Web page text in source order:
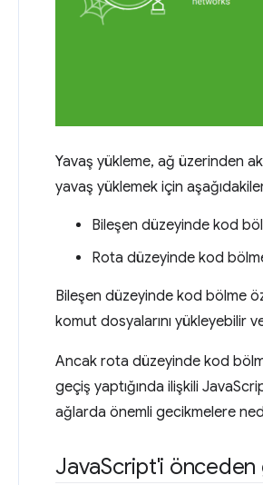
Yavaş yükleme, ağ üzerinden
yavaş yüklemek için
Bileşen düzeyinde kod
Rota düzeyinde kod
Bileşen düzeyinde kod bölme
komut dosyalarını yükleyebilir
Ancak rota düzeyinde kod
geçiş yaptığında ilişkili
ağlarda önemli gecikmelere
JavaScript'i